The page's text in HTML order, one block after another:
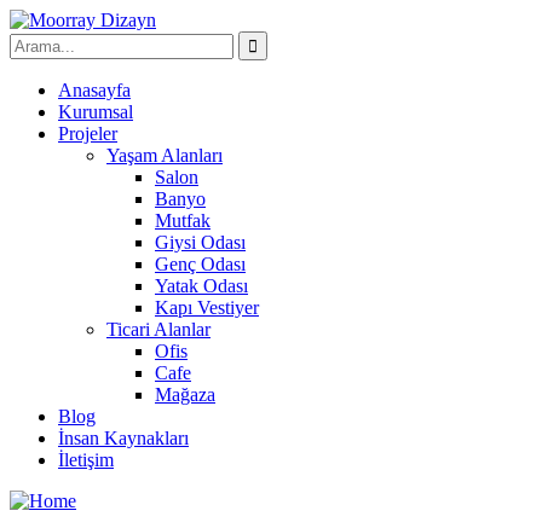
Anasayfa
Kurumsal
Projeler
Yaşam Alanları
Salon
Banyo
Mutfak
Giysi Odası
Genç Odası
Yatak Odası
Kapı Vestiyer
Ticari Alanlar
Ofis
Cafe
Mağaza
Blog
İnsan Kaynakları
İletişim